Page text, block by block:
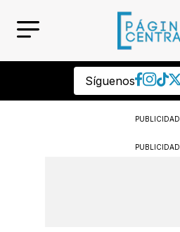
Síguenos
PUBLICIDAD
PUBLICIDAD